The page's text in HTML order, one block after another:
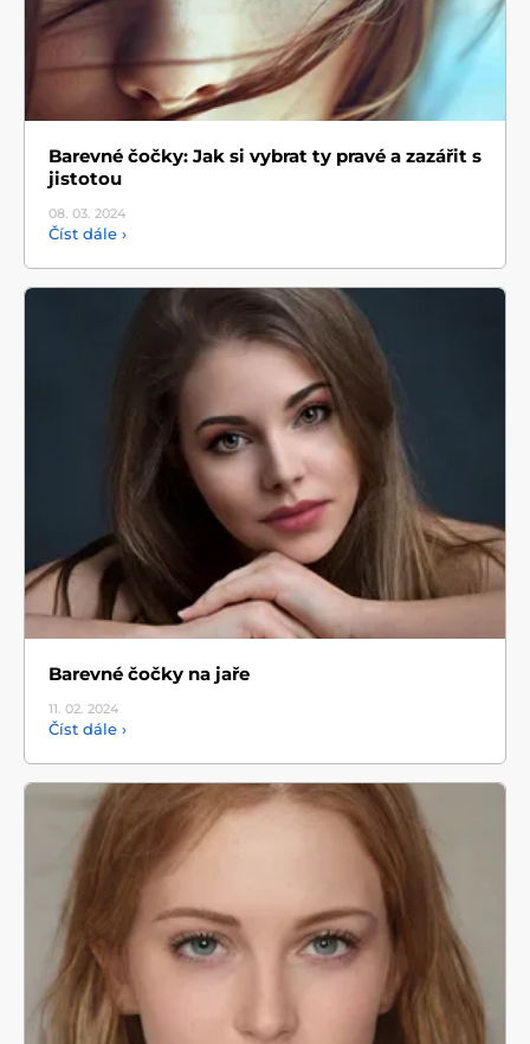
Barevné čočky: Jak si vybrat ty pravé a zazářit s
jistotou
08. 03. 2024
Číst dále ›
Barevné čočky na jaře
11. 02. 2024
Číst dále ›